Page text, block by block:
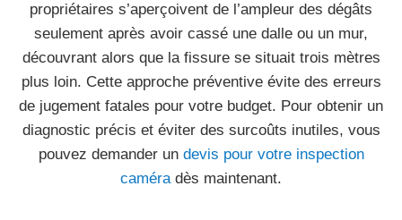
propriétaires s’aperçoivent de l’ampleur des dégâts
seulement après avoir cassé une dalle ou un mur,
découvrant alors que la fissure se situait trois mètres
plus loin. Cette approche préventive évite des erreurs
de jugement fatales pour votre budget. Pour obtenir un
diagnostic précis et éviter des surcoûts inutiles, vous
pouvez demander un devis pour votre inspection
caméradès maintenant.